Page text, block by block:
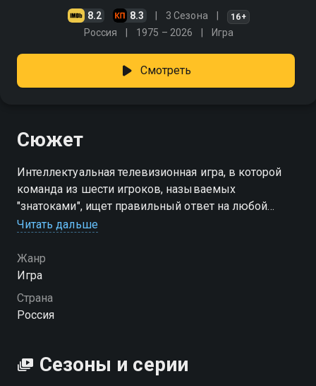
8.2 8.3 3 Сезона 16+
Россия 1975 – 2026 Игра
Смотреть
Сюжет
Интеллектуальная телевизионная игра, в которой
команда из шести игроков, называемых
"знатоками", ищет правильный ответ на любой
заданный вопрос при помощи мозгового штурма в
Читать дальше
Жанр
Игра
Страна
Россия
Сезоны и серии